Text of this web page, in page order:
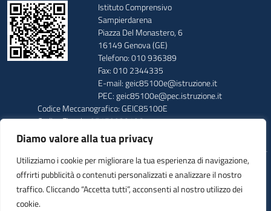
Diamo valore alla tua privacy
Utilizziamo i cookie per migliorare la tua esperienza di navigazione,
offrirti pubblicità o contenuti personalizzati e analizzare il nostro
traffico. Cliccando “Accetta tutti”, acconsenti al nostro utilizzo dei
cookie.
Istituto Comprensivo
Sampierdarena
Piazza Del Monastero, 6
16149 Genova (GE)
Telefono: 010 936389
Fax: 010 2344335
E-mail: geic85100e@istruzione.it
PEC: geic85100e@pec.istruzione.it
Codice Meccanografico: GEIC85100E
Codice Fiscale: 95159930106
Codice Univoco: UFUUAV
Idea e progetto di Designers Italia